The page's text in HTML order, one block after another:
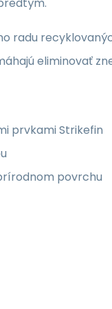
radu
eliminovať
prvkami Strikefin
povrchu